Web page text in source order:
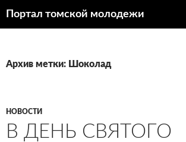
Портал томской молодежи
Архив метки: Шоколад
НОВОСТИ
В ДЕНЬ СВЯТОГО